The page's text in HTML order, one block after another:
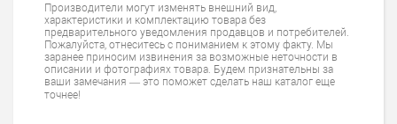
Производители могут изменять внешний вид,
характеристики и комплектацию товара без
предварительного уведомления продавцов и потребителей.
Пожалуйста, отнеситесь с пониманием к этому факту. Мы
заранее приносим извинения за возможные неточности в
описании и фотографиях товара. Будем признательны за
ваши замечания — это поможет сделать наш каталог еще
точнее!